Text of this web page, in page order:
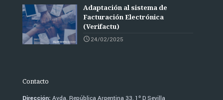
Adaptación al sistema de
Facturación Electrónica
(Verifactu)
24/02/2025
Contacto
Dirección: Avda. República Argentina 33, 1º D Sevilla